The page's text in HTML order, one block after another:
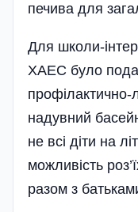
печива для
Для школи-
ХАЕС було
профілактично-
надувний
не всі діти на
можливість
разом з